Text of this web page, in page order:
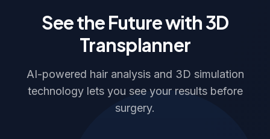
See the Future with 3D
Transplanner
AI-powered hair analysis and 3D simulation
technology lets you see your results before
surgery.